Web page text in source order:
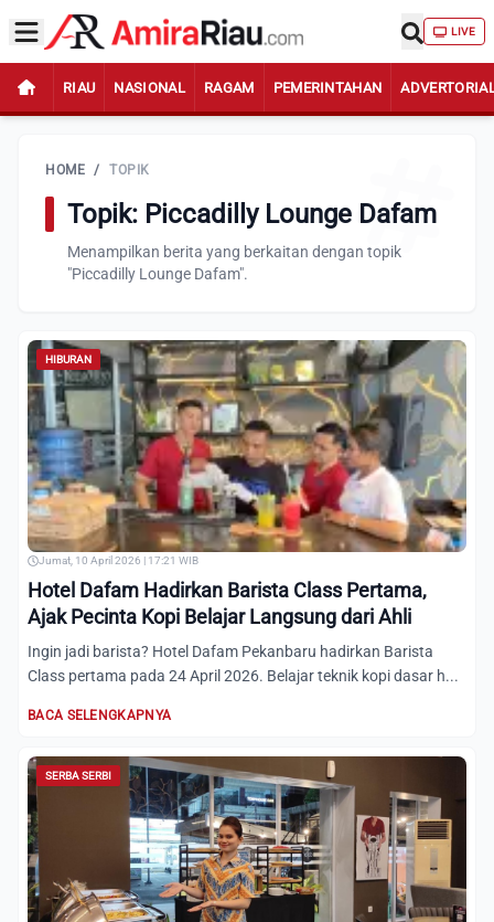
LIVE
RIAU NASIONAL RAGAM PEMERINTAHAN
HOME / TOPIK
Topik: Piccadilly Lounge Dafam
Menampilkan berita yang berkaitan dengan topik
"Piccadilly Lounge Dafam".
HIBURAN
Jumat, 10 April 2026 | 17:21 WIB
Hotel Dafam Hadirkan Barista Class Pertama,
Ajak Pecinta Kopi Belajar Langsung dari Ahli
Ingin jadi barista? Hotel Dafam Pekanbaru hadirkan Barista
Class pertama pada 24 April 2026. Belajar teknik kopi dasar h...
BACA SELENGKAPNYA
SERBA SERBI